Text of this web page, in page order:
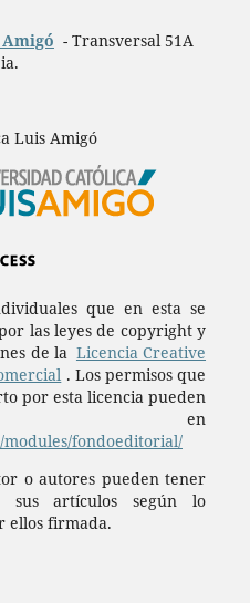
- Transversal 51A
Luis Amigó
que en esta se
las leyes de copyright y
de la Licencia Creative
. Los permisos que
por esta licencia pueden
en
fondoeditorial/
o autores pueden tener
sus artículos según lo
ellos firmada.